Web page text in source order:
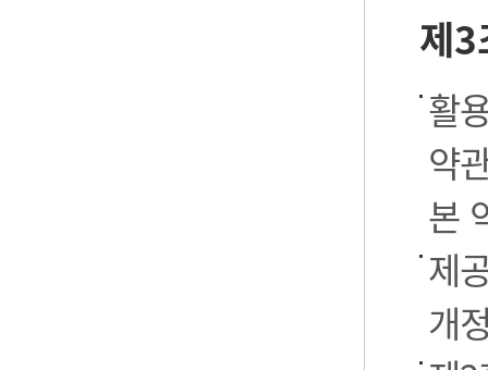
제
활
약
본
제
개